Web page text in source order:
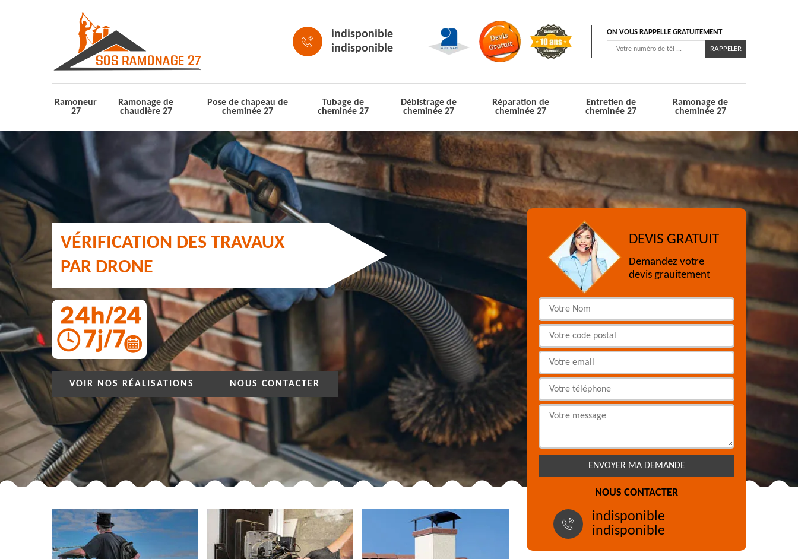
indisponible
indisponible
ON VOUS RAPPELLE GRATUITEMENT
Ramoneur
27
Ramonage de
chaudière 27
Pose de chapeau de
cheminée 27
Tubage de
cheminée 27
Débistrage de
cheminée 27
Réparation de
cheminée 27
Entretien de
cheminée 27
Ramonage de
cheminée 27
VÉRIFICATION DES TRAVAUX
PAR DRONE
VOIR NOS RÉALISATIONS NOUS CONTACTER
DEVIS GRATUIT
Demandez votre
devis grauitement
NOUS CONTACTER
indisponible
indisponible